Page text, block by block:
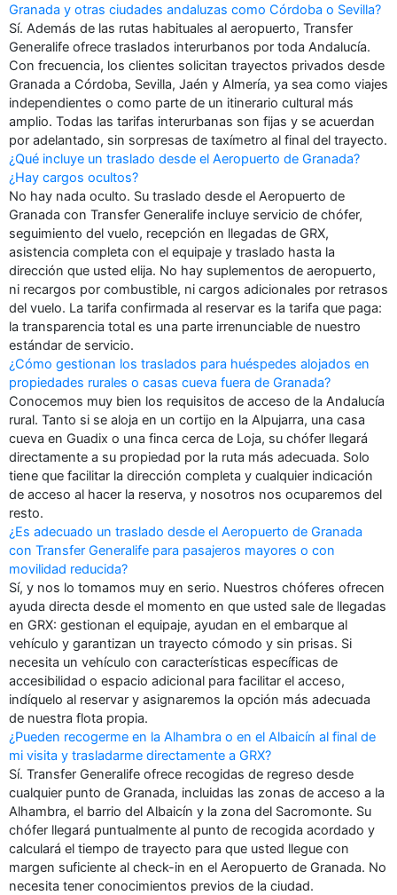
Granada y otras ciudades andaluzas como Córdoba o Sevilla?
Sí. Además de las rutas habituales al aeropuerto, Transfer
Generalife ofrece traslados interurbanos por toda Andalucía.
Con frecuencia, los clientes solicitan trayectos privados desde
Granada a Córdoba, Sevilla, Jaén y Almería, ya sea como viajes
independientes o como parte de un itinerario cultural más
amplio. Todas las tarifas interurbanas son fijas y se acuerdan
por adelantado, sin sorpresas de taxímetro al final del trayecto.
¿Qué incluye un traslado desde el Aeropuerto de Granada?
¿Hay cargos ocultos?
No hay nada oculto. Su traslado desde el Aeropuerto de
Granada con Transfer Generalife incluye servicio de chófer,
seguimiento del vuelo, recepción en llegadas de GRX,
asistencia completa con el equipaje y traslado hasta la
dirección que usted elija. No hay suplementos de aeropuerto,
ni recargos por combustible, ni cargos adicionales por retrasos
del vuelo. La tarifa confirmada al reservar es la tarifa que paga:
la transparencia total es una parte irrenunciable de nuestro
estándar de servicio.
¿Cómo gestionan los traslados para huéspedes alojados en
propiedades rurales o casas cueva fuera de Granada?
Conocemos muy bien los requisitos de acceso de la Andalucía
rural. Tanto si se aloja en un cortijo en la Alpujarra, una casa
cueva en Guadix o una finca cerca de Loja, su chófer llegará
directamente a su propiedad por la ruta más adecuada. Solo
tiene que facilitar la dirección completa y cualquier indicación
de acceso al hacer la reserva, y nosotros nos ocuparemos del
resto.
¿Es adecuado un traslado desde el Aeropuerto de Granada
con Transfer Generalife para pasajeros mayores o con
movilidad reducida?
Sí, y nos lo tomamos muy en serio. Nuestros chóferes ofrecen
ayuda directa desde el momento en que usted sale de llegadas
en GRX: gestionan el equipaje, ayudan en el embarque al
vehículo y garantizan un trayecto cómodo y sin prisas. Si
necesita un vehículo con características específicas de
accesibilidad o espacio adicional para facilitar el acceso,
indíquelo al reservar y asignaremos la opción más adecuada
de nuestra flota propia.
¿Pueden recogerme en la Alhambra o en el Albaicín al final de
mi visita y trasladarme directamente a GRX?
Sí. Transfer Generalife ofrece recogidas de regreso desde
cualquier punto de Granada, incluidas las zonas de acceso a la
Alhambra, el barrio del Albaicín y la zona del Sacromonte. Su
chófer llegará puntualmente al punto de recogida acordado y
calculará el tiempo de trayecto para que usted llegue con
margen suficiente al check-in en el Aeropuerto de Granada. No
necesita tener conocimientos previos de la ciudad.